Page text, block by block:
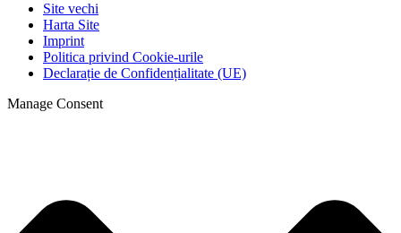
Site vechi
Harta Site
Imprint
Politica privind Cookie-urile
Declarație de Confidențialitate (UE)
Manage Consent